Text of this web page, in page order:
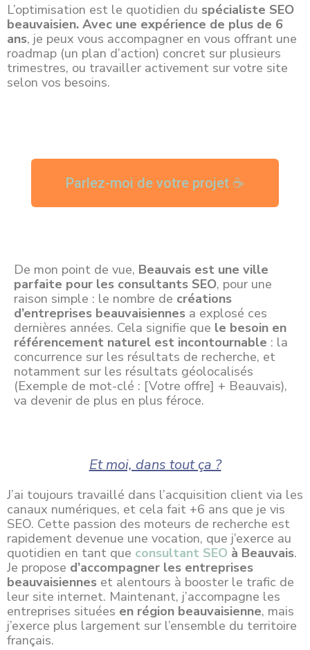
L’optimisation est le quotidien du spécialiste SEO
beauvaisien. Avec une expérience de plus de 6
ans, je peux vous accompagner en vous offrant une
roadmap (un plan d’action) concret sur plusieurs
trimestres, ou travailler activement sur votre site
selon vos besoins.
Parlez-moi de votre projet ☕
De mon point de vue, Beauvais est une ville
parfaite pour les consultants SEO, pour une
raison simple : le nombre de créations
d’entreprises beauvaisiennes a explosé ces
dernières années. Cela signifie que le besoin en
référencement naturel est incontournable : la
concurrence sur les résultats de recherche, et
notamment sur les résultats géolocalisés
(Exemple de mot-clé : [Votre offre] + Beauvais),
va devenir de plus en plus féroce.
Et moi, dans tout ça ?
J’ai toujours travaillé dans l’acquisition client via les
canaux numériques, et cela fait +6 ans que je vis
SEO. Cette passion des moteurs de recherche est
rapidement devenue une vocation, que j’exerce au
quotidien en tant que consultant SEO à Beauvais.
Je propose d’accompagner les entreprises
beauvaisiennes et alentours à booster le trafic de
leur site internet. Maintenant, j’accompagne les
entreprises situées en région beauvaisienne, mais
j’exerce plus largement sur l’ensemble du territoire
français.